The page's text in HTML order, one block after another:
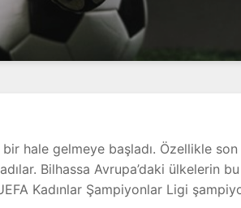
hale gelmeye başladı. Özellikle
Bilhassa Avrupa’daki ülkelerin
Kadınlar Şampiyonlar Ligi